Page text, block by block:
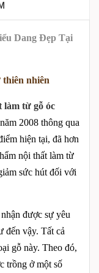
Dang Đẹp Tại
nhiên
làm từ gỗ óc
2008 thông qua
hiện tại, đã hơn
nội thất làm từ
sức hút đối với
được sự yêu
đến vậy. Tất cả
gỗ này. Theo đó,
trồng ở một số